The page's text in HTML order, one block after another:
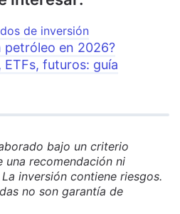
de inversión
petróleo en 2026?
futuros: guía
bajo un criterio
recomendación ni
inversión contiene riesgos.
no son garantía de